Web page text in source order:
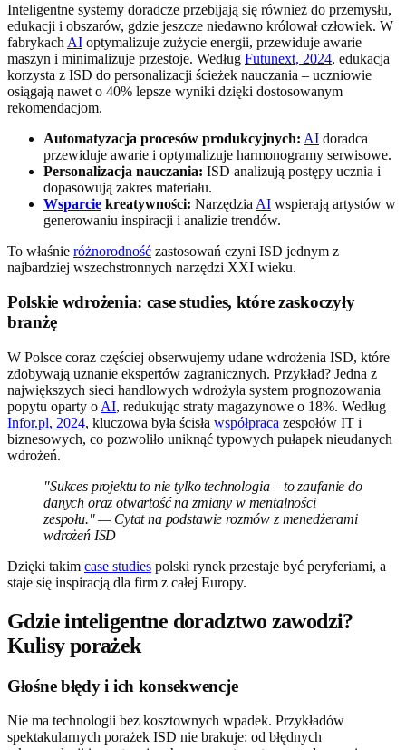
Inteligentne systemy doradcze przebijają się również do przemysłu,
edukacji i obszarów, gdzie jeszcze niedawno królował człowiek. W
fabrykach AI optymalizuje zużycie energii, przewiduje awarie
maszyn i minimalizuje przestoje. Według Futunext, 2024, edukacja
korzysta z ISD do personalizacji ścieżek nauczania – uczniowie
osiągają nawet o 40% lepsze wyniki dzięki dostosowanym
rekomendacjom.
Automatyzacja procesów produkcyjnych: AI doradca
przewiduje awarie i optymalizuje harmonogramy serwisowe.
Personalizacja nauczania: ISD analizują postępy ucznia i
dopasowują zakres materiału.
Wsparcie kreatywności: Narzędzia AI wspierają artystów w
generowaniu inspiracji i analizie trendów.
To właśnie różnorodność zastosowań czyni ISD jednym z
najbardziej wszechstronnych narzędzi XXI wieku.
Polskie wdrożenia: case studies, które zaskoczyły
branżę
W Polsce coraz częściej obserwujemy udane wdrożenia ISD, które
zdobywają uznanie ekspertów zagranicznych. Przykład? Jedna z
największych sieci handlowych wdrożyła system prognozowania
popytu oparty o AI, redukując straty magazynowe o 18%. Według
Infor.pl, 2024, kluczowa była ścisła współpraca zespołów IT i
biznesowych, co pozwoliło uniknąć typowych pułapek nieudanych
wdrożeń.
"Sukces projektu to nie tylko technologia – to zaufanie do
danych oraz otwartość na zmiany w mentalności
zespołu." — Cytat na podstawie rozmów z menedżerami
wdrożeń ISD
Dzięki takim case studies polski rynek przestaje być peryferiami, a
staje się inspiracją dla firm z całej Europy.
Gdzie inteligentne doradztwo zawodzi?
Kulisy porażek
Głośne błędy i ich konsekwencje
Nie ma technologii bez kosztownych wpadek. Przykładów
spektakularnych porażek ISD nie brakuje: od błędnych